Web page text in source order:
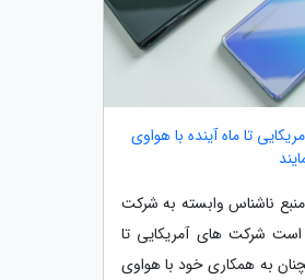
تا ماه آینده با هواوی
ناشناس وابسته به شرکت
است شرکت های آمریکایی تا
به همکاری خود با هواوی